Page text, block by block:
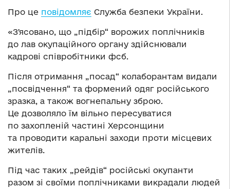
Про це повідомляє Служба безпеки України.
«Зʼясовано, що „підбір“ ворожих поплічників
до лав окупаційного органу здійснювали
кадрові співробітники фсб.
Після отримання „посад“ колаборантам видали
„посвідчення“ та формений одяг російського
зразка, а також вогнепальну зброю.
Це дозволяло їм вільно пересуватися
по захопленій частині Херсонщини
та проводити каральні заходи проти місцевих
жителів.
Під час таких „рейдів“ російські окупанти
разом зі своїми поплічниками викрадали людей